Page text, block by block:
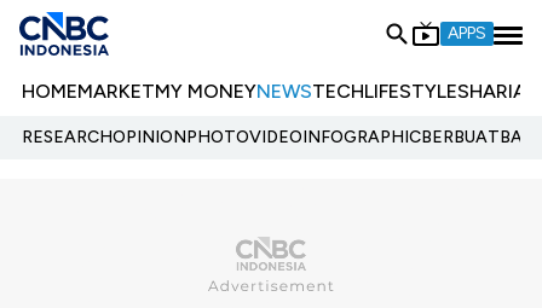
APPS
HOMEMARKETMY MONEYNEWSTECHLIFESTYLESHARIA
RESEARCHOPINIONPHOTOVIDEOINFOGRAPHIC